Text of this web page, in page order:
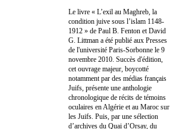
Le livre « L’exil au Maghreb, la
condition juive sous l’islam 1148-
1912 » de Paul B. Fenton et David
G. Littman a été publié aux Presses
de l'université Paris-Sorbonne le 9
novembre 2010. Succès d'édition,
cet ouvrage majeur, boycotté
notamment par des médias français
Juifs, présente une anthologie
chronologique de récits de témoins
oculaires en Algérie et au Maroc sur
les Juifs. Puis, par une sélection
d’archives du Quai d’Orsay, du